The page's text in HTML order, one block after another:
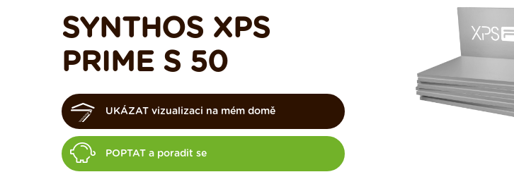
SYNTHOS XPS
PRIME S 50
UKÁZAT vizualizaci na mém domě
POPTAT a poradit se